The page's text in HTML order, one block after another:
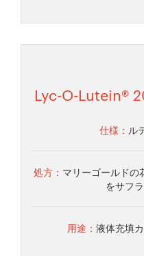
Lyc-O-Lutein®
仕様： ル
処方： マリーゴールドの
をサフ
用途： 液体充填